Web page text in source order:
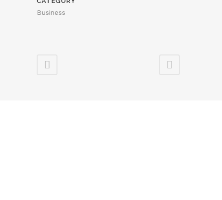
Business